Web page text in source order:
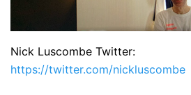
Nick Luscombe Twitter:
https://twitter.com/nickluscombe